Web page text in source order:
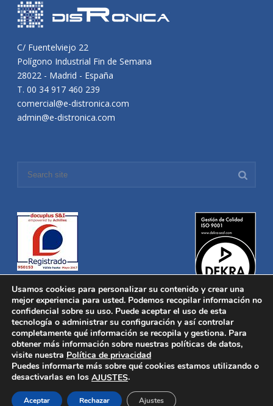
C/ Fuentelviejo 22
Polígono Industrial Fin de Semana
28022 - Madrid - España
T. 00 34 917 460 239
comercial@e-distronica.com
admin@e-distronica.com
Distronica © 2016 Todos los derechos reservados.Aviso legal
Política de privacidad|Política de Cookies
Desarrollado porNucleosoft
Inicio
Quiénes Somos
Distribución
Usamos cookies para personalizar su contenido y crear una
mejor experiencia para usted. Podemos recopilar información no
confidencial sobre su uso. Puede aceptar el uso de esta
tecnología o administrar su configuración y así controlar
completamente qué información se recopila y gestiona. Para
obtener más información sobre nuestras políticas de datos,
visite nuestra Política de privacidad
Puedes informarte más sobre qué cookies estamos utilizando o
desactivarlas en los AJUSTES.
Aceptar Rechazar Ajustes